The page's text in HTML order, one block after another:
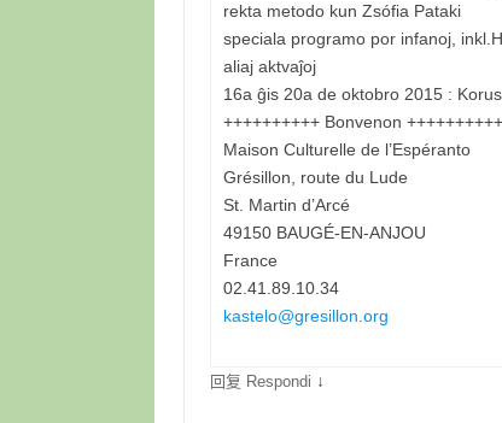
rekta metodo kun Zsófia Pataki
speciala programo por infanoj,
aliaj aktvaĵoj
16a ĝis 20a de oktobro 2015 :
++++++++++ Bonvenon ++++++++++
Maison Culturelle de l’Espéranto
Grésillon, route du Lude
St. Martin d’Arcé
49150 BAUGÉ-EN-ANJOU
France
02.41.89.10.34
kastelo@gresillon.org
回复 Respondi ↓